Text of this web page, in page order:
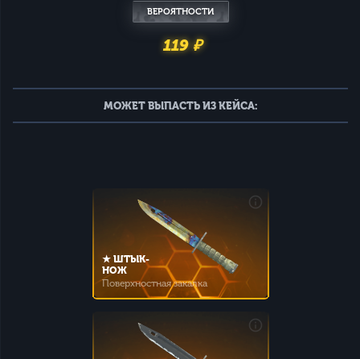
ВЕРОЯТНОСТИ
119 ₽
МОЖЕТ ВЫПАСТЬ ИЗ КЕЙСА:
★ ШТЫК-
НОЖ
Поверхностная закалка